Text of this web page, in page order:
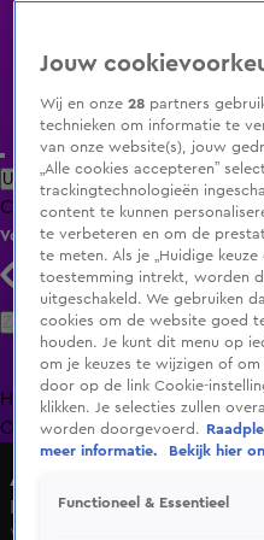
Uitzending Gemist Populaire
ClipsFilmsRadioSmart TV
Volg KIJK
Zoeken
HomeUitzending Gemist
OranjezomerLivestreams
A.S.S. - Anti Survival
De discussie tussen Louisa
Wo 3 juni, 14:53
Jouw
Wij en onze28 partners
technieken om informatie te
van onze website(s), jouw
„Alle cookies accepteren”
trackingtechnologieën
content te kunnen
te verbeteren en om de
te meten. Als je „Huidige
toestemming intrekt, worden
uitgeschakeld. We gebruiken
cookies om de website goed
houden. Je kunt dit menu op
om je keuzes te wijzigen of
door op de link Cookie-
klikken. Je selecties zullen
worden doorgevoerd.
meer informatie.
Bekijk hier
Functioneel & Essentieel